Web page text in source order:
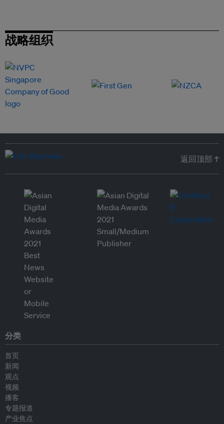
战略组织
返回顶部 ↑
分类
首页
新闻
观点
视频
播客
专题报道
产业焦点